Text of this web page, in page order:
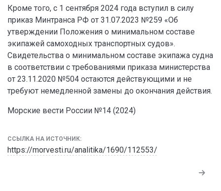
Кроме того, с 1 сентября 2024 года вступил в силу
приказ Минтранса РФ от 31.07.2023 №259 «Об
утверждении Положения о минимальном составе
экипажей самоходных транспортных судов».
Свидетельства о минимальном составе экипажа судна
в соответствии с требованиями приказа министерства
от 23.11.2020 №504 остаются действующими и не
требуют немедленной замены до окончания действия.
Морские вести России №14 (2024)
ССЫЛКА НА ИСТОЧНИК:
https://morvesti.ru/analitika/1690/112553/